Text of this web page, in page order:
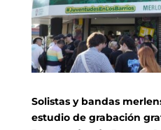
Solistas y bandas
estudio de grabación